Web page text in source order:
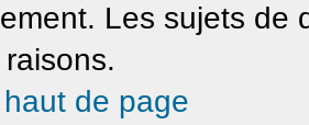
Les sujets de
de page